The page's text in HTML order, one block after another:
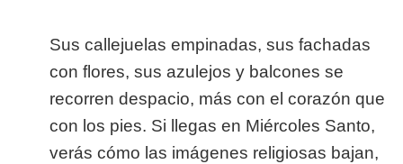
Sus callejuelas empinadas, sus fachadas
con flores, sus azulejos y balcones se
recorren despacio, más con el corazón que
con los pies. Si llegas en Miércoles Santo,
verás cómo las imágenes religiosas bajan,